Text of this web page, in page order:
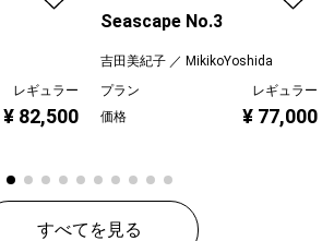
レギュラー
¥ 82,500
Seascape No.3
吉田美紀子 ／ MikikoYoshida
プラン
レギュラー
価格
¥ 77,000
すべてを見る